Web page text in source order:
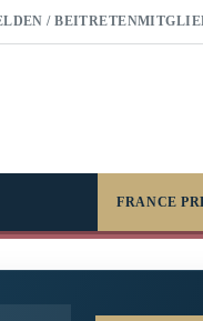
/ BEITRETEN
FRANCE